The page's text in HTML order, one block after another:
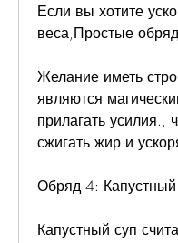
Если вы хотите
веса,Простые
Желание иметь
являются
прилагать усилия.,
сжигать жир и
Обряд 4: Капустный
Капустный суп